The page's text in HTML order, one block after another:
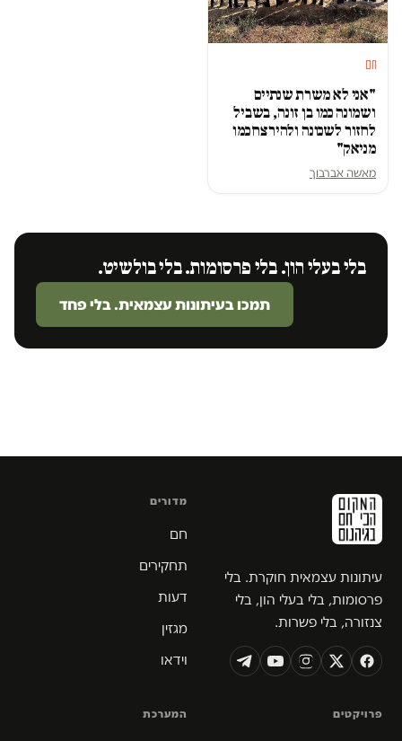
חם
"אני לא משרת שנתיים
ושמונה כמו בן זונה, בשביל
לחזור לשכונה ולהירצח כמו
מניאק"
מאשה אברבוך
בלי בעלי הון. בלי פרסומות. בלי בולשיט.
תמכו בעיתונות עצמאית. בלי פחד
עיתונות עצמאית חוקרת. בלי
פרסומות, בלי בעלי הון, בלי
צנזורה, בלי פשרות.
מדורים
חם
תחקירים
דעות
מגזין
וידאו
פרויקטים המערכת